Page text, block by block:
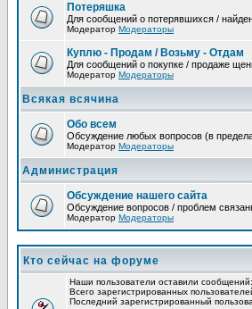
Потеряшка
Для сообщений о потерявшихся /
Модератор Модераторы
Куплю - Продам / Возьму - Отдам
Для сообщений о покупке / продаже
Модератор Модераторы
Всякая всячина
Обо всем
Обсуждение любых вопросов (в
Модератор Модераторы
Администрация
Обсуждение нашего сайта
Обсуждение вопросов / проблем
Модератор Модераторы
Кто сейчас на форуме
Наши пользователи оставили сообщений:
Всего зарегистрированных
Последний зарегистрированный